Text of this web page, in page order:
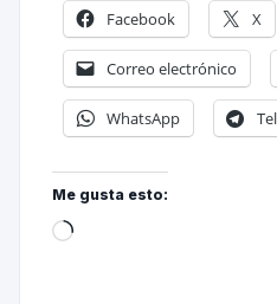
Facebook X
Correo electrónico
WhatsApp
Me gusta esto: